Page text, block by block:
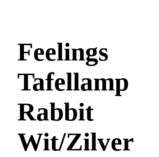
Feelings
Tafellamp
Rabbit
Wit/Zilver